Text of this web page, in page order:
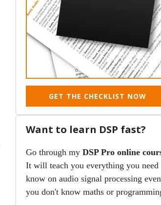
GET THE CHECKLIST NOW
Want to learn DSP fast?
Go through my DSP Pro online
It will teach you everything you need
know on audio signal processing
you don't know maths or